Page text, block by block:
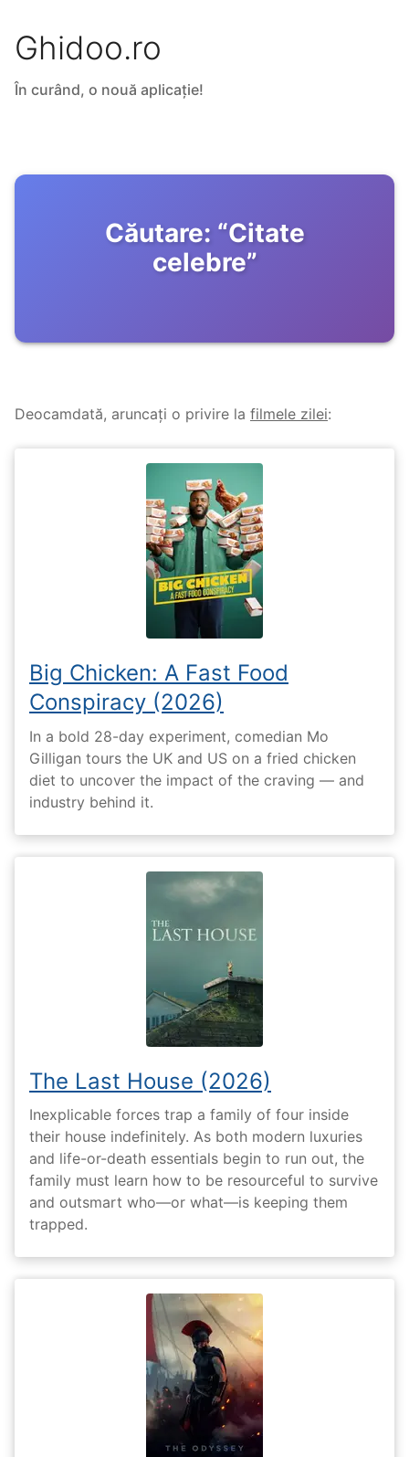
Ghidoo.ro
În curând, o nouă aplicație!
Căutare: “Citate
celebre”
Deocamdată, aruncați o privire la filmele zilei:
Big Chicken: A Fast Food
Conspiracy (2026)
In a bold 28-day experiment, comedian Mo
Gilligan tours the UK and US on a fried chicken
diet to uncover the impact of the craving — and
industry behind it.
The Last House (2026)
Inexplicable forces trap a family of four inside
their house indefinitely. As both modern luxuries
and life-or-death essentials begin to run out, the
family must learn how to be resourceful to survive
and outsmart who—or what—is keeping them
trapped.